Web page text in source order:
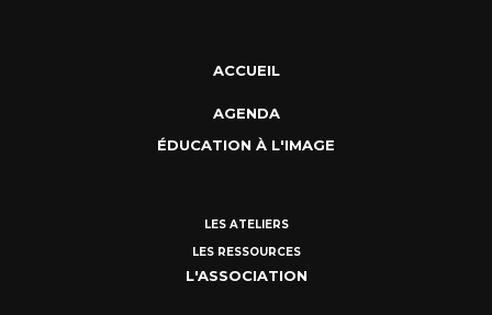
ACCUEIL
AGENDA
ÉDUCATION À L'IMAGE
LES ATELIERS
LES RESSOURCES
L'ASSOCIATION